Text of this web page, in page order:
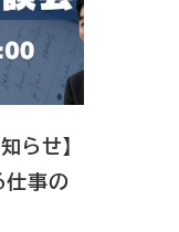
らせ】
仕事の